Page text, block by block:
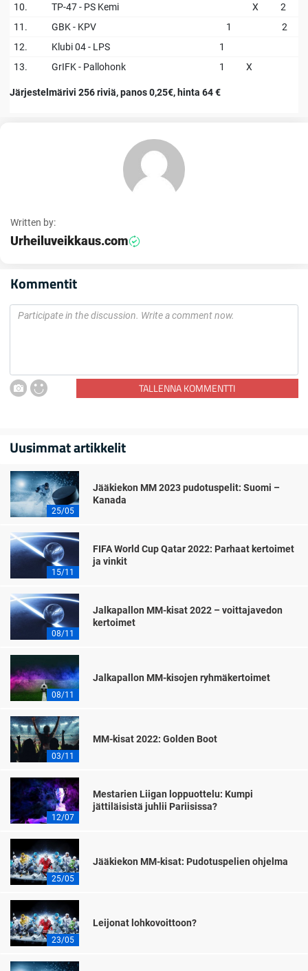
10. TP-47 - PS Kemi X
2
11.
GBK - KPV 1
2
12.
Klubi 04 - LPS
1
13.
GrIFK - Pallohonk 1 X
Järjestelmärivi 256 riviä, panos 0,25€, hinta 64 €
Written by:
Urheiluveikkaus.com
Kommentit
TALLENNA KOMMENTTI
Uusimmat artikkelit
25/05
Jääkiekon MM 2023 pudotuspelit: Suomi –
Kanada
15/11
FIFA World Cup Qatar 2022: Parhaat kertoimet
ja vinkit
08/11
Jalkapallon MM-kisat 2022 – voittajavedon
kertoimet
08/11
Jalkapallon MM-kisojen ryhmäkertoimet
03/11
MM-kisat 2022: Golden Boot
12/07
Mestarien Liigan loppuottelu: Kumpi
jättiläisistä juhlii Pariisissa?
25/05
Jääkiekon MM-kisat: Pudotuspelien ohjelma
23/05
Leijonat lohkovoittoon?